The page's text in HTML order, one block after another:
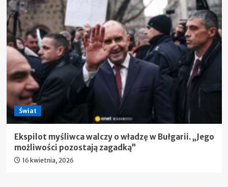
Świat
Ekspilot myśliwca walczy o władzę w Bułgarii. „Jego
możliwości pozostają zagadką”
16 kwietnia, 2026